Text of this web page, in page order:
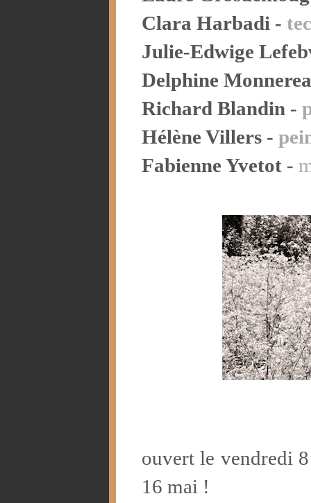
Clara Harbadi -
Julie-Edwige
Delphine
Richard Blandin -
Hélène Villers -
Fabienne Yvetot-
ouvert le vendredi
16 mai !